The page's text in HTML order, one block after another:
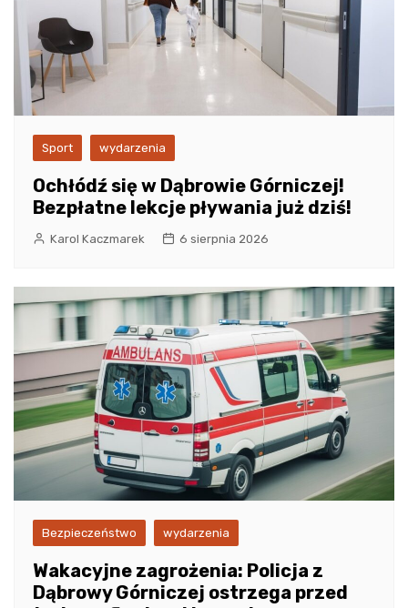
Sport wydarzenia
Ochłódź się w Dąbrowie Górniczej!
Bezpłatne lekcje pływania już dziś!
Karol Kaczmarek 6 sierpnia 2026
Bezpieczeństwo wydarzenia
Wakacyjne zagrożenia: Policja z
Dąbrowy Górniczej ostrzega przed